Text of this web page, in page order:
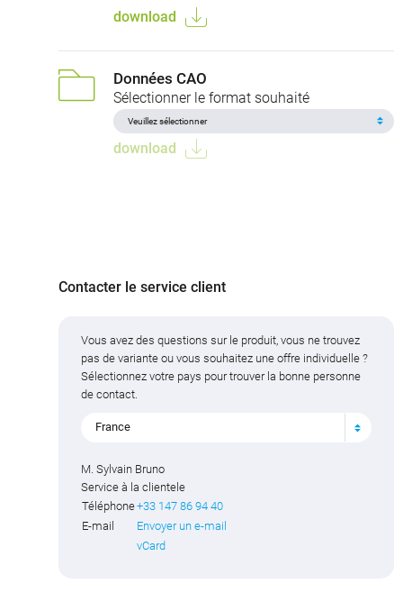
download
Données CAO
Sélectionner le format souhaité
download
Contacter le service client
Vous avez des questions sur le produit, vous ne trouvez
pas de variante ou vous souhaitez une offre individuelle ?
Sélectionnez votre pays pour trouver la bonne personne
de contact.
France
M. Sylvain Bruno
Service à la clientele
Téléphone+33 147 86 94 40
E-mail
Envoyer un e-mail
vCard